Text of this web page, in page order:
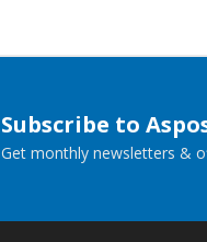
Subscribe to
Get monthly newsletters &